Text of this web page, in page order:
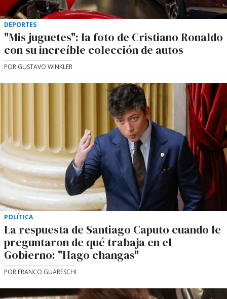
DEPORTES
"Mis juguetes": la foto de Cristiano Ronaldo
con su increíble colección de autos
POR GUSTAVO WINKLER
POLÍTICA
La respuesta de Santiago Caputo cuando le
preguntaron de qué trabaja en el
Gobierno: "Hago changas"
POR FRANCO GUARESCHI